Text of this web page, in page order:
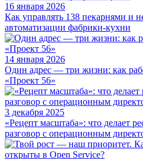
16 января 2026
Как управлять 138 пекарнями и
автоматизации фабрики-кухни
14 января 2026
Один адрес — три жизни: как
«Проект 56»
3 декабря 2025
«Рецепт масштаба»: что делает
разговор с операционным